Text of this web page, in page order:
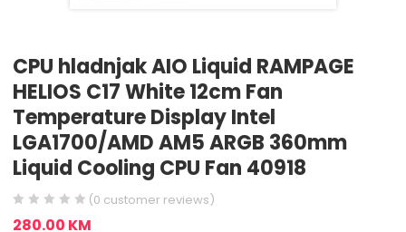
CPU hladnjak AIO Liquid RAMPAGE
HELIOS C17 White 12cm Fan
Temperature Display Intel
LGA1700/AMD AM5 ARGB 360mm
Liquid Cooling CPU Fan 40918
(0 customer reviews)
280.00 KM